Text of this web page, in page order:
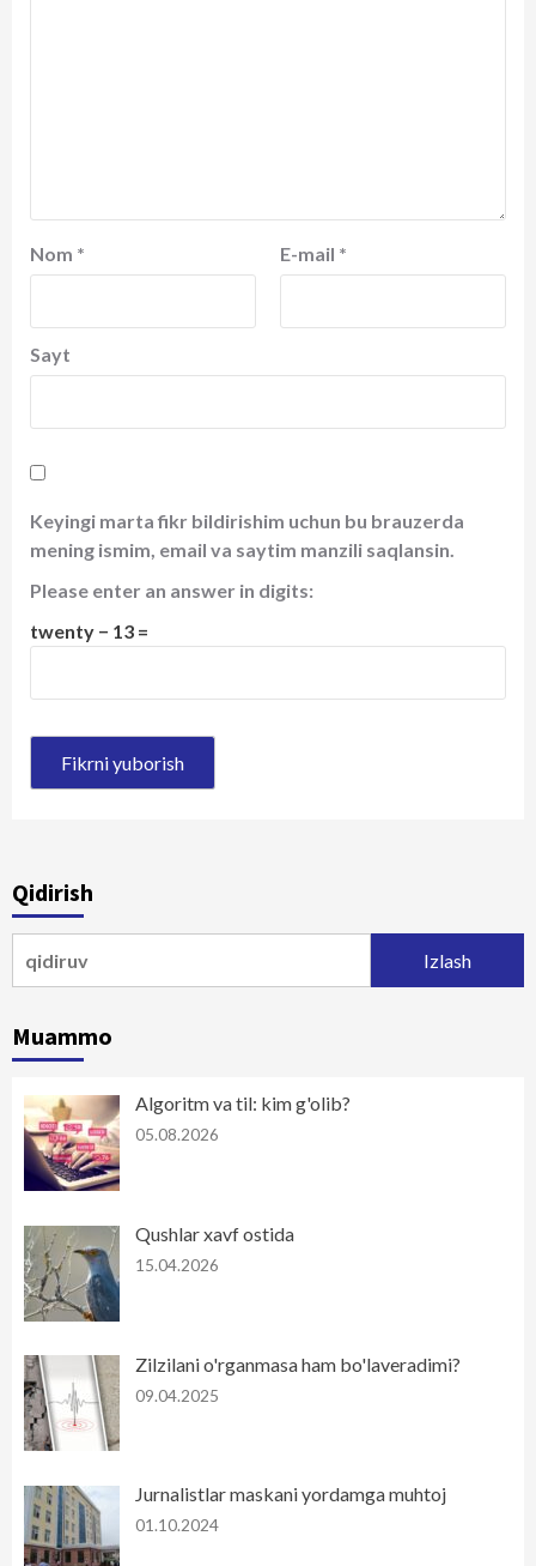
Nom * E-mail *
Sayt
Keyingi marta fikr bildirishim uchun bu brauzerda
mening ismim, email va saytim manzili saqlansin.
Please enter an answer in digits:
twenty − 13 =
Qidirish
Muammo
Algoritm va til: kim g'olib?
05.08.2026
Qushlar xavf ostida
15.04.2026
Zilzilani o'rganmasa ham bo'laveradimi?
09.04.2025
Jurnalistlar maskani yordamga muhtoj
01.10.2024